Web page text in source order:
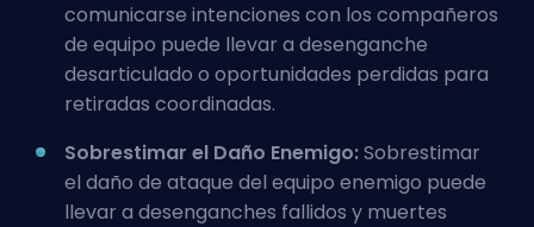
comunicarse intenciones con los compañeros
de equipo puede llevar a desenganche
desarticulado o oportunidades perdidas para
retiradas coordinadas.
Sobrestimar el Daño Enemigo:Sobrestimar
el daño de ataque del equipo enemigo puede
llevar a desenganches fallidos y muertes